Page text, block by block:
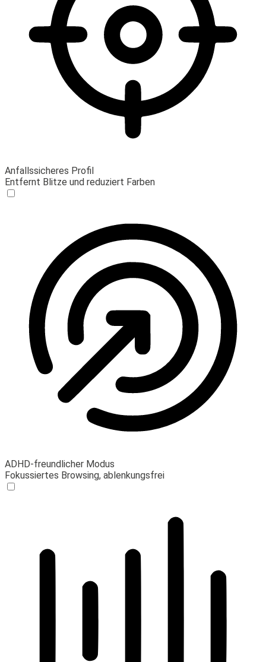
Anfallssicheres Profil
Entfernt Blitze und reduziert Farben
ADHD-freundlicher Modus
Fokussiertes Browsing, ablenkungsfrei